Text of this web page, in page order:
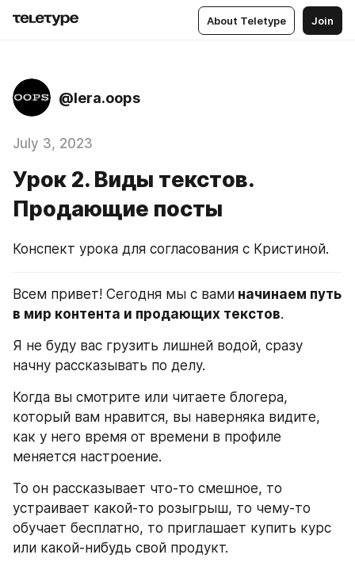
About Teletype Join
@lera.oops
July 3, 2023
Урок 2. Виды текстов.
Продающие посты
Конспект урока для согласования с Кристиной.
Всем привет! Сегодня мы с вами начинаем путь
в мир контента и продающих текстов.
Я не буду вас грузить лишней водой, сразу
начну рассказывать по делу.
Когда вы смотрите или читаете блогера,
который вам нравится, вы наверняка видите,
как у него время от времени в профиле
меняется настроение.
То он рассказывает что-то смешное, то
устраивает какой-то розыгрыш, то чему-то
обучает бесплатно, то приглашает купить курс
или какой-нибудь свой продукт.